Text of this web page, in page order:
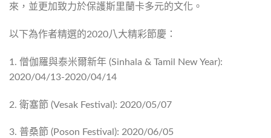
來，並更加致力於保護斯里蘭卡多元的文化。
以下為作者精選的2020八大精彩節慶：
1. 僧伽羅與泰米爾新年 (Sinhala & Tamil New Year):
2020/04/13-2020/04/14
2. 衛塞節 (Vesak Festival): 2020/05/07
3. 普桑節 (Poson Festival): 2020/06/05